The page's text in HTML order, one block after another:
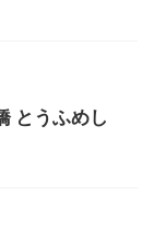
とうふめし